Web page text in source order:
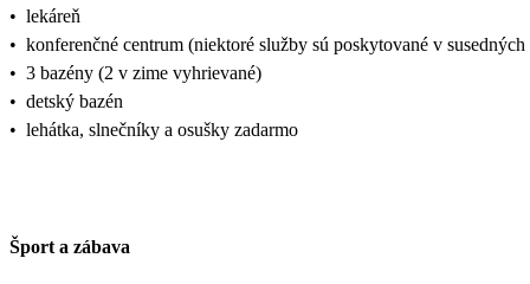
• lekáreň
• konferenčné centrum (niektoré služby sú poskytované v
• 3 bazény (2 v zime vyhrievané)
• detský bazén
• lehátka, slnečníky a osušky zadarmo
Šport a zábava